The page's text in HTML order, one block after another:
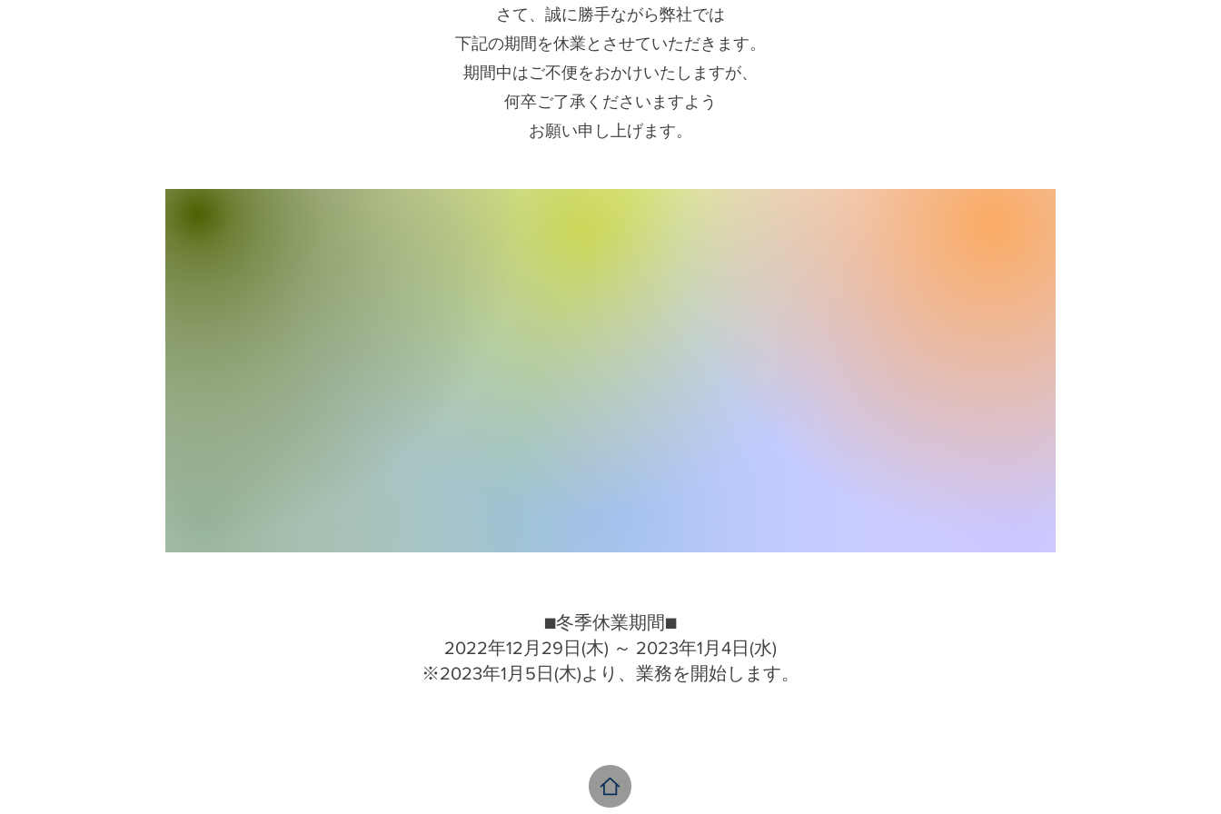
さて、誠に勝手ながら弊社では
下記の期間を休業とさせていただきます。
期間中はご不便をおかけいたしますが、
何卒ご了承くださいますよう
お願い申し上げます。
■冬季休業期間■
2022年12月29日(木) ～ 2023年1月4日(水)
※2023年1月5日(木)より、業務を開始します。